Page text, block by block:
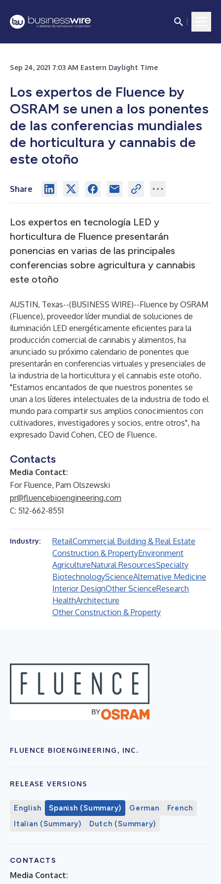
Sep 24, 2021 7:03 AM Eastern Daylight Time
Los expertos de Fluence by
OSRAM se unen a los ponentes
de las conferencias mundiales
de horticultura y cannabis de
este otoño
Share
Los expertos en tecnología LED y
horticultura de Fluence presentarán
ponencias en varias de las principales
conferencias sobre agricultura y cannabis
este otoño
AUSTIN, Texas--(BUSINESS WIRE)--Fluence by OSRAM
(Fluence), proveedor líder mundial de soluciones de
iluminación LED energéticamente eficientes para la
producción comercial de cannabis y alimentos, ha
anunciado su próximo calendario de ponentes que
presentarán en conferencias virtuales y presenciales de
la industria de la horticultura y el cannabis este otoño.
"Estamos encantados de que nuestros ponentes se
unan a los líderes intelectuales de la industria de todo el
mundo para compartir sus amplios conocimientos con
cultivadores, investigadores y socios, entre otros", ha
expresado David Cohen, CEO de Fluence.
Contacts
Media Contact:
For Fluence, Pam Olszewski
pr@fluencebioengineering.com
C: 512-662-8551
Industry: RetailCommercial Building & Real Estate
Construction & PropertyEnvironment
AgricultureNatural ResourcesSpecialty
BiotechnologyScienceAlternative Medicine
Interior DesignOther ScienceResearch
HealthArchitecture
Other Construction & Property
FLUENCE BIOENGINEERING, INC.
RELEASE VERSIONS
English Spanish (Summary) German
French
Italian (Summary)
Dutch (Summary)
CONTACTS
Media Contact: